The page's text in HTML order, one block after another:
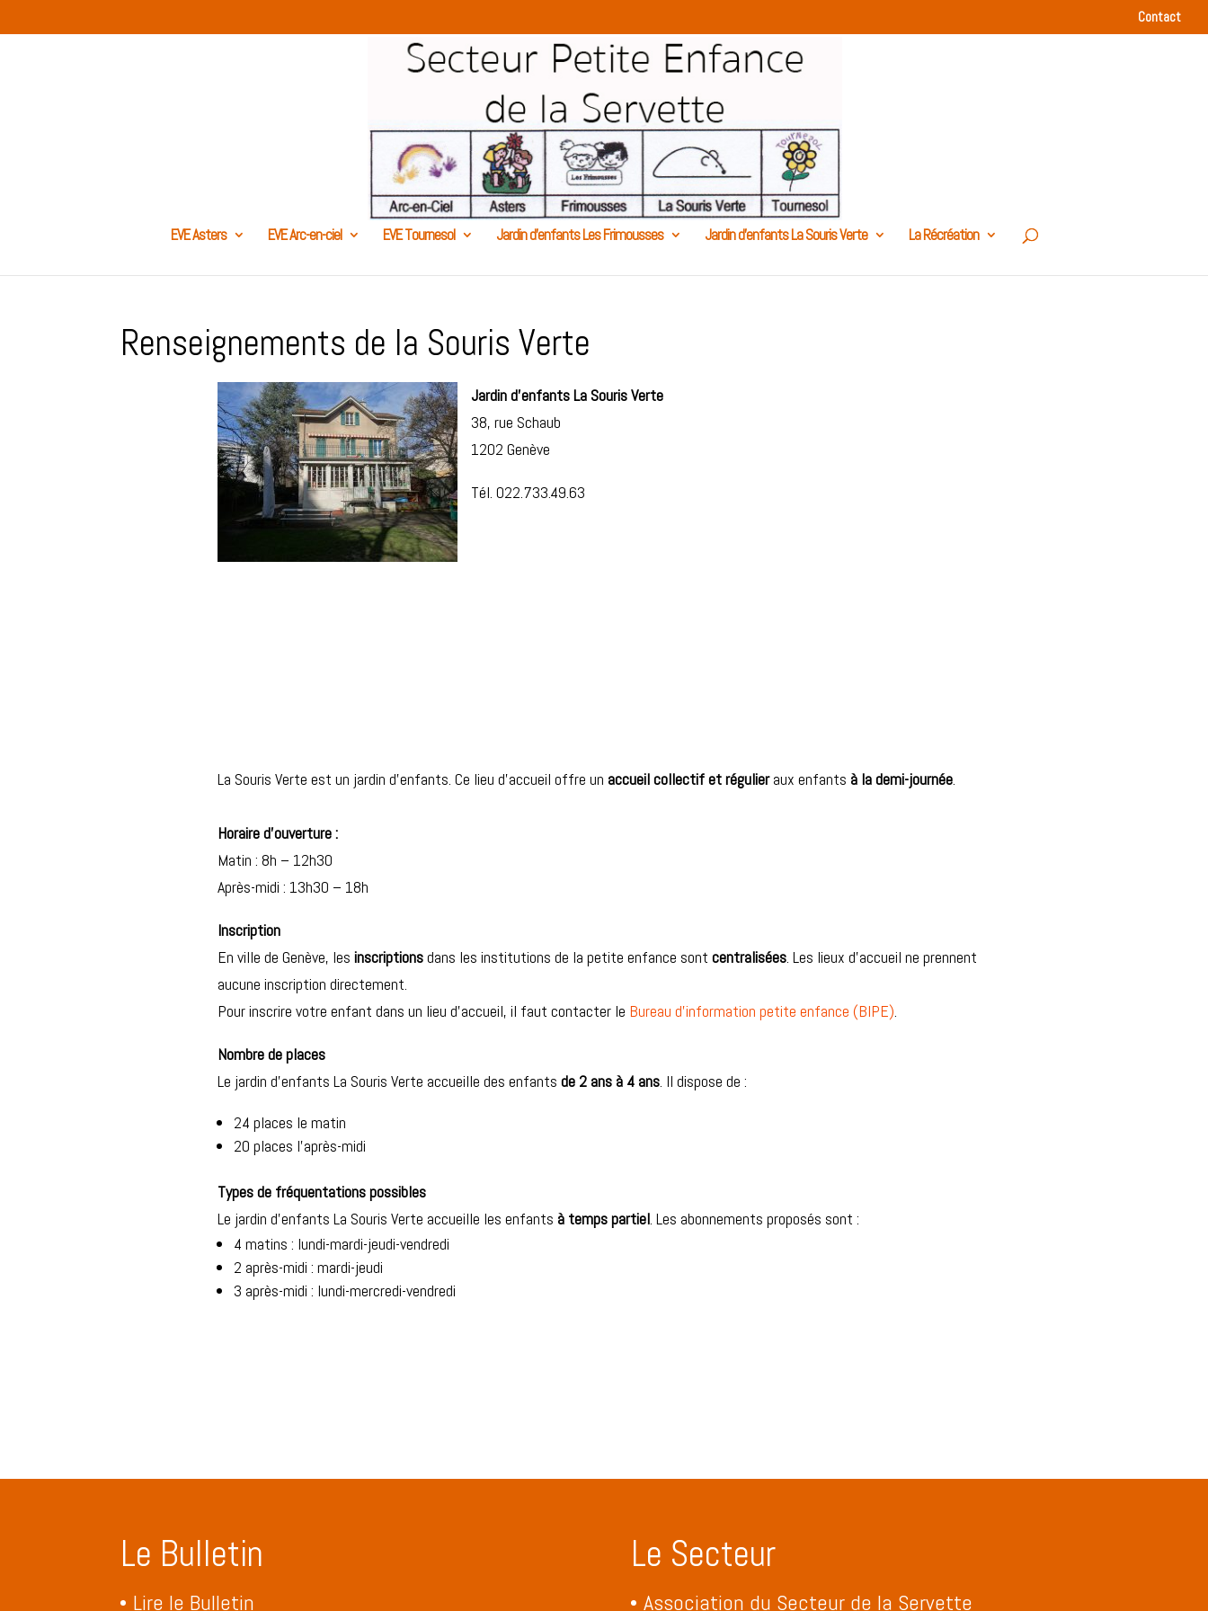
Contact
EVE Asters EVE Arc-en-ciel EVE Tournesol Jardin d’enfants Les Frimousses Jardin d’enfants La Souris Verte La Récréation
Renseignements de la Souris Verte
Jardin d’enfants La Souris Verte
38, rue Schaub
1202 Genève
Tél. 022.733.49.63
La Souris Verte est un jardin d’enfants. Ce lieu d’accueil offre un accueil collectif et régulieraux enfants à la demi-journée.
Horaire d’ouverture :
Matin : 8h – 12h30
Après-midi : 13h30 – 18h
Inscription
En ville de Genève, les inscriptionsdans les institutions de la petite enfance sont centralisées. Les lieux d’accueil ne prennent
aucune inscription directement.
Pour inscrire votre enfant dans un lieu d’accueil, il faut contacter le Bureau d’information petite enfance (BIPE).
Nombre de places
Le jardin d’enfants La Souris Verte accueille des enfants de 2 ans à 4 ans. Il dispose de :
24 places le matin
20 places l’après-midi
Types de fréquentations possibles
Le jardin d’enfants La Souris Verte accueille les enfants à temps partiel. Les abonnements proposés sont :
4 matins : lundi-mardi-jeudi-vendredi
2 après-midi : mardi-jeudi
3 après-midi : lundi-mercredi-vendredi
Le Bulletin
Lire le Bulletin
Le Secteur
Association du Secteur de la Servette